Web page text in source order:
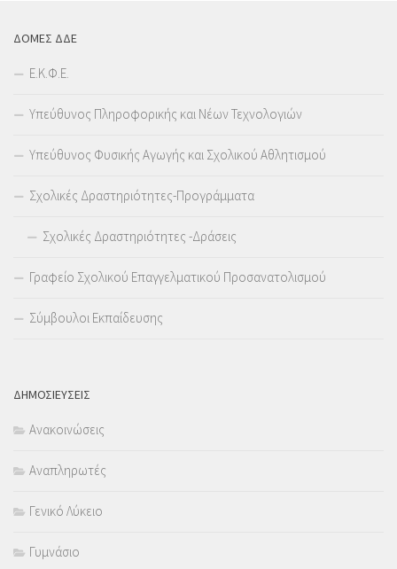
ΔΟΜΕΣ ΔΔΕ
Ε.Κ.Φ.Ε.
Υπεύθυνος Πληροφορικής και Νέων Τεχνολογιών
Υπεύθυνος Φυσικής Αγωγής και Σχολικού Αθλητισμού
Σχολικές Δραστηριότητες-Προγράμματα
Σχολικές Δραστηριότητες -Δράσεις
Γραφείο Σχολικού Επαγγελματικού Προσανατολισμού
Σύμβουλοι Εκπαίδευσης
ΔΗΜΟΣΙΕΥΣΕΙΣ
Ανακοινώσεις
Αναπληρωτές
Γενικό Λύκειο
Γυμνάσιο